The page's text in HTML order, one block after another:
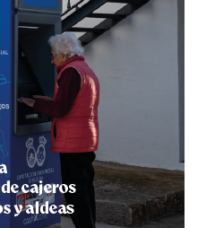
COLOMBINAS